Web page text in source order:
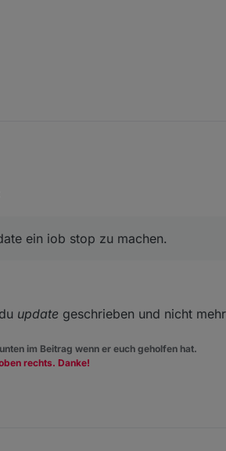
ein iob stop zu machen.
update geschrieben und nicht
im Beitrag wenn er euch geholfen hat.
rechts. Danke!